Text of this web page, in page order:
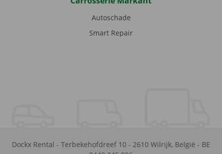
Autoschade
Smart Repair
Dockx Rental - Terbekehofdreef 10 - 2610 Wilrijk, België - BE